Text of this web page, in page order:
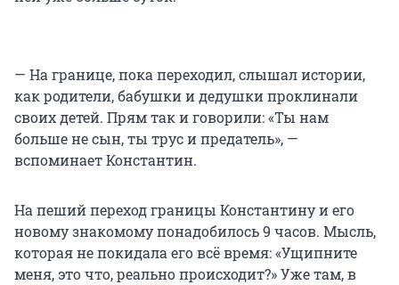
— На границе, пока переходил, слышал истории,
как родители, бабушки и дедушки проклинали
своих детей. Прям так и говорили: «Ты нам
больше не сын, ты трус и предатель», —
вспоминает Константин.
На пеший переход границы Константину и его
новому знакомому понадобилось 9 часов. Мысль,
которая не покидала его всё время: «Ущипните
меня, это что, реально происходит?» Уже там, в